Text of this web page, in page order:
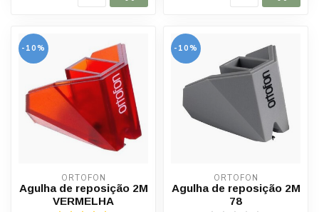
-10%
ORTOFON
Agulha de reposição 2M
VERMELHA
-10%
ORTOFON
Agulha de reposição 2M
78